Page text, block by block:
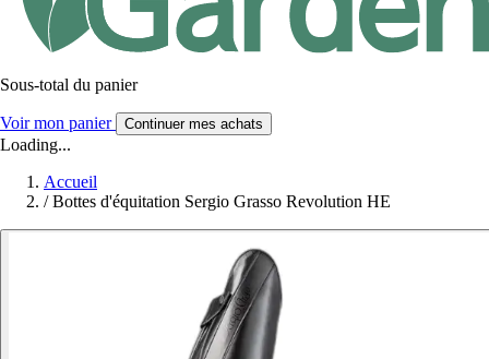
Sous-total du panier
Voir mon panier Continuer mes achats
Loading...
Accueil
/ Bottes d'équitation Sergio Grasso Revolution HE